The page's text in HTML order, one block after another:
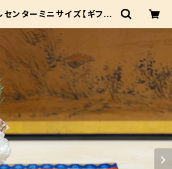
センターミニサイズ【ギフト
ズ♪ | Beshow